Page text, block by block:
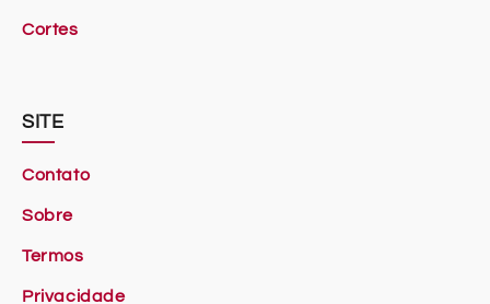
Cortes
SITE
Contato
Sobre
Termos
Privacidade